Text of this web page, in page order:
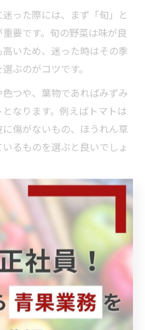
った際には、まず「旬」と
要です。旬の野菜は味が良
いため、迷った時はその季
ぶのがコツです。
つや、葉物であればみずみ
なります。例えばトマトは
傷がないもの、ほうれん草
るものを選ぶと良いでしょ
の野菜を手に取っているか観
すすめ表示にも注目してみて
り入れることで、神戸中央
実現できます。
菜のおすすめ情報
、地元・神戸ならではの野菜
い品種の情報を熟知していま